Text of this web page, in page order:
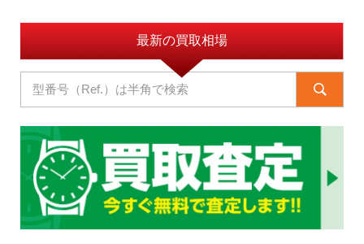
最新の買取相場